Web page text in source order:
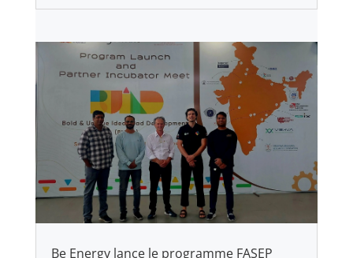
Be Energy lance le programme FASEP